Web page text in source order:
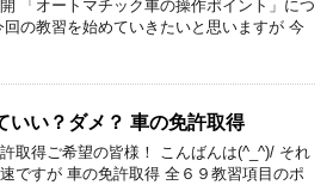
「オートマチック車の操作ポイント」につ
回の教習を始めていきたいと思いますが 今
いい？ダメ？ 車の免許取得
取得ご希望の皆様！ こんばんは(^_^)/ それ
ですが 車の免許取得 全６９教習項目のポ